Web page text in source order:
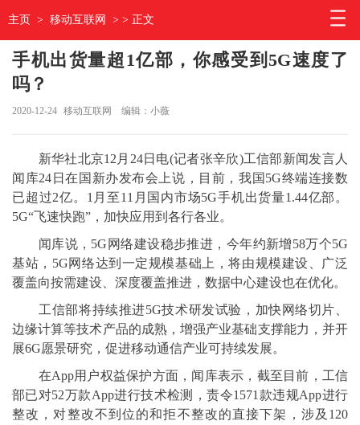
主页 > 移动互联网 > > 正文
手机出货量超1亿部，你感受到5G速度了
吗？
2020-12-24 移动互联网 编辑：小薇
新华社北京12月24日电(记者张辛欣)工信部新闻发言人
闻库24日在国新办发布会上说，目前，我国5G终端连接数
已超过2亿。1月至11月国内市场5G手机出货量1.44亿部。
5G“飞速快跑”，加快应用到各行各业。
闻库说，5G网络建设稳步推进，今年约新增58万个5G
基站，5G网络达到一定规模基础上，将由规模建设、广泛
覆盖向按需建设、深度覆盖推进，数据中心建设也在优化。
工信部将持续推进5G技术研发试验，加快网络切片、
边缘计算等技术产品的成熟，增强产业基础支撑能力，并开
展6G愿景研究，促进移动通信产业可持续发展。
在App用户权益保护方面，闻库表示，截至目前，工信
部已对52万款App进行技术检测，责令1571款违规App进行
整改，对整改不到位的和拒不整改的直接下架，涉及120